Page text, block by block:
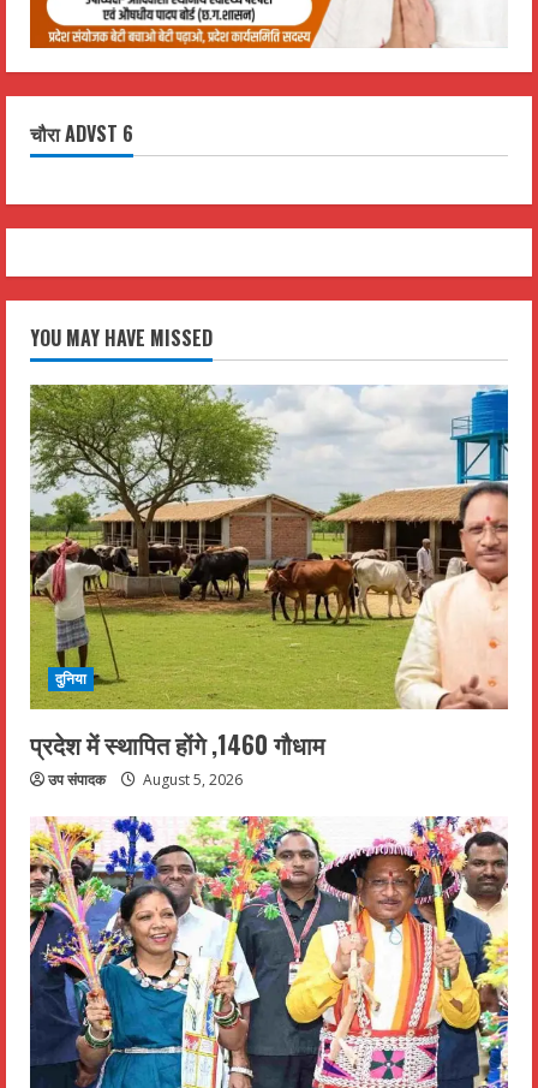
चौरा ADVST 6
YOU MAY HAVE MISSED
दुनिया
प्रदेश में स्थापित होंगे ,1460 गौधाम
उप संपादक August 5, 2026